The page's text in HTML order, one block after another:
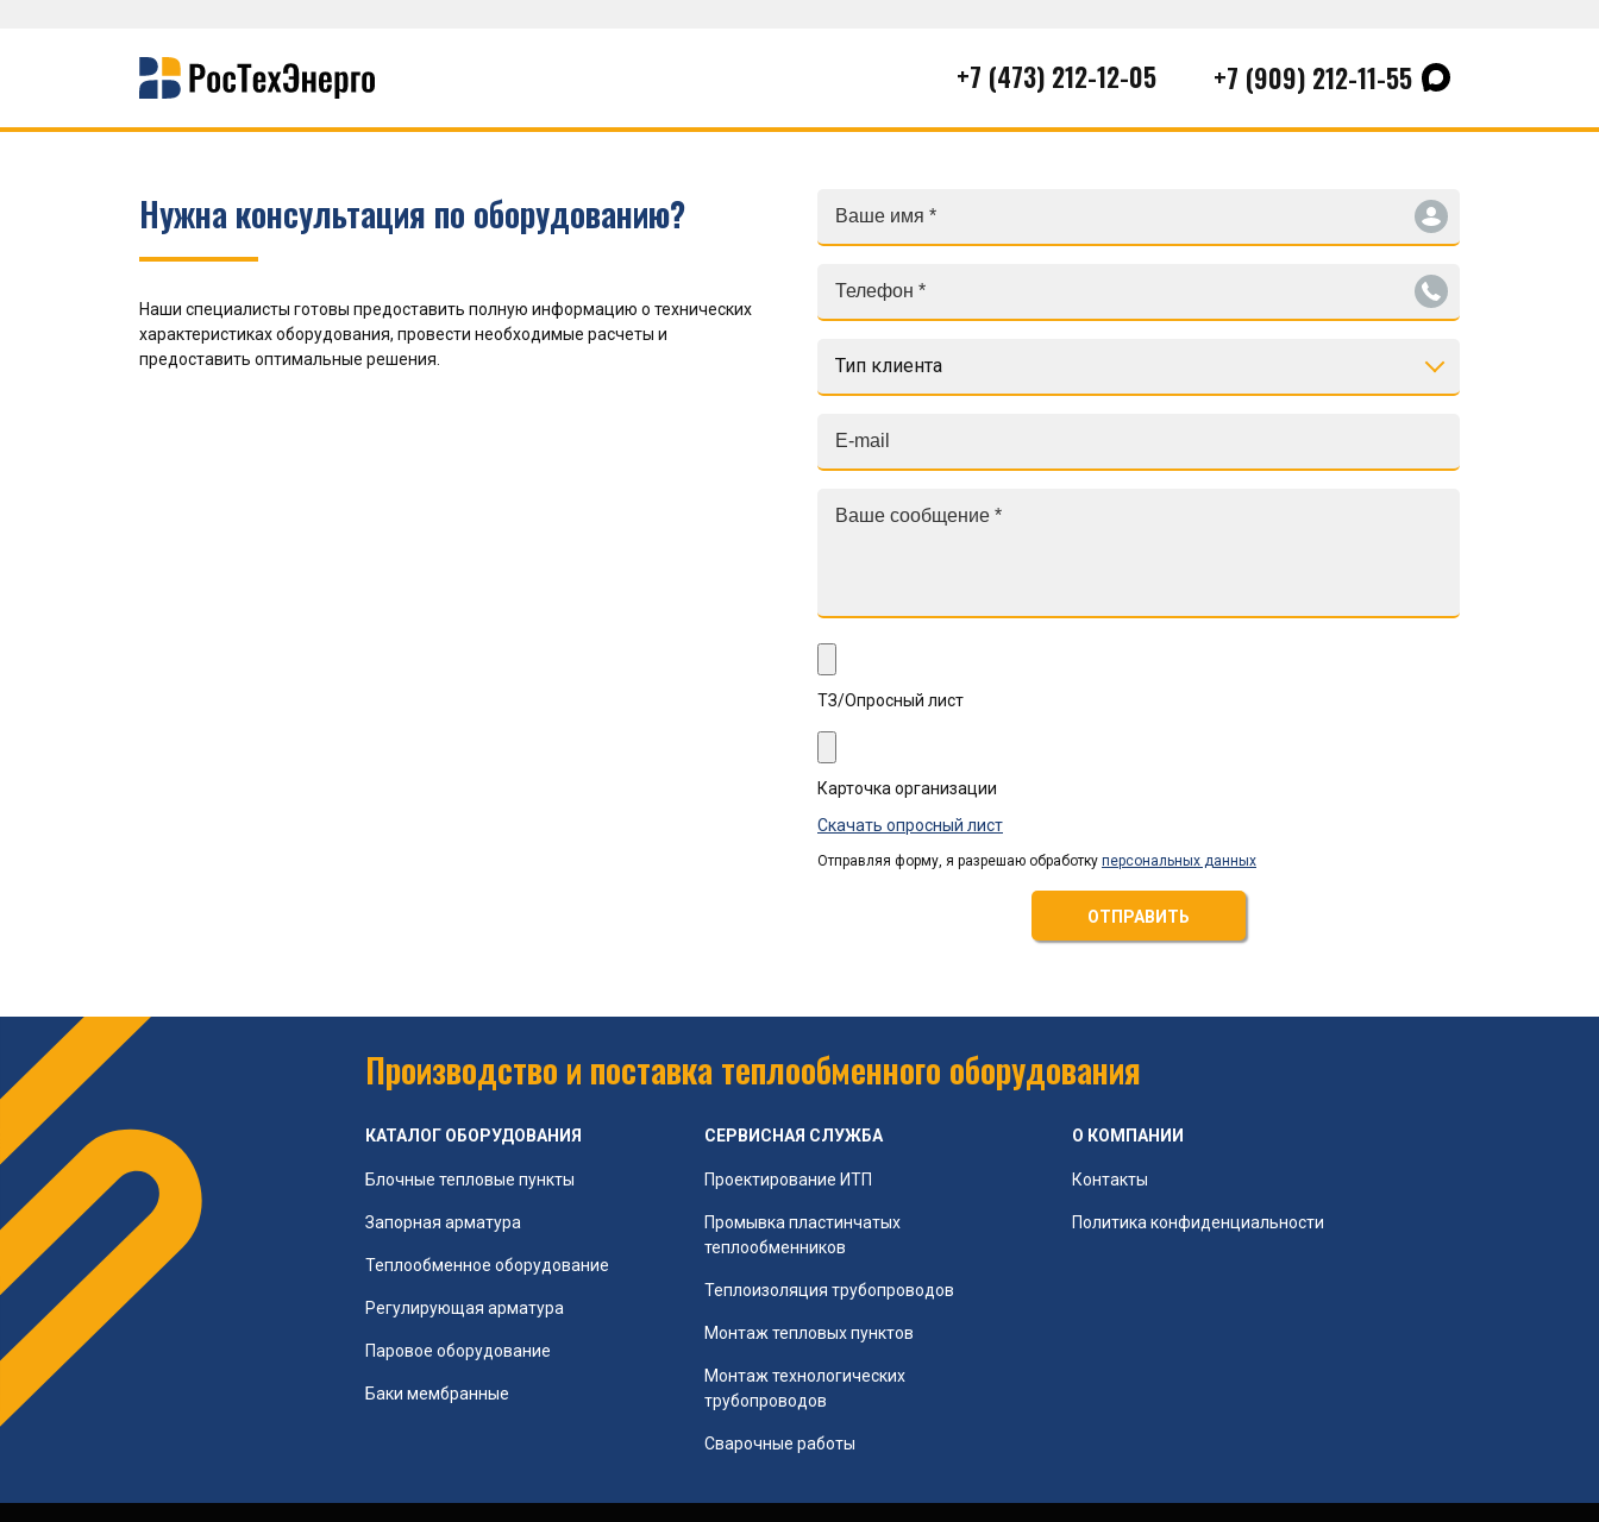
+7 (473) 212-12-05 +7 (909) 212-11-55
Нужна консультация по оборудованию?
Наши специалисты готовы предоставить полную информацию о технических
характеристиках оборудования, провести необходимые расчеты и
предоставить оптимальные решения.
Тип клиента
ТЗ/Опросный лист
Карточка организации
Скачать опросный лист
Отправляя форму, я разрешаю обработку персональных данных
ОТПРАВИТЬ
Производство и поставка теплообменного оборудования
КАТАЛОГ ОБОРУДОВАНИЯ
Блочные тепловые пункты
Запорная арматура
Теплообменное оборудование
Регулирующая арматура
Паровое оборудование
Баки мембранные
СЕРВИСНАЯ СЛУЖБА
Проектирование ИТП
Промывка пластинчатых
теплообменников
Теплоизоляция трубопроводов
Монтаж тепловых пунктов
Монтаж технологических
трубопроводов
Сварочные работы
О КОМПАНИИ
Контакты
Политика конфиденциальности